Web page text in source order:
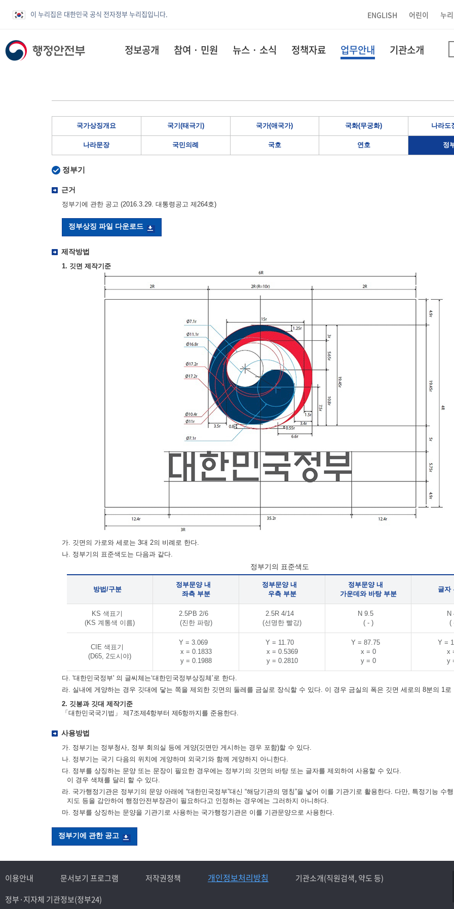
이 누리집은 대한민국 공식 전자정부 누리집입니다. ENGLISH 어린이 누
정보공개 참여 · 민원 뉴스 · 소식 정책자료 업무안내 기관소개
국가상징개요 국기(태극기) 국가(애국가) 국화(무궁화) 나라도
나라문장 국민의례 국호 연호 정
정부기
근거
정부기에 관한 공고 (2016.3.29. 대통령공고 제264호)
정부상징 파일 다운로드
제작방법
1. 깃면 제작기준
가. 깃면의 가로와 세로는 3대 2의 비례로 한다.
나. 정부기의 표준색도는 다음과 같다.
정부기의 표준색도
방법/구분
정부문양 내
좌측 부분
정부문양 내
우측 부분
정부문양 내
가운데와 바탕 부분
글자
KS 색표기
(KS 계통색 이름)
2.5PB 2/6
(진한 파랑)
2.5R 4/14
(선명한 빨강)
N 9.5
( - )
N
(
CIE 색표기
(D65, 2도시야)
Y = 3.069
x = 0.1833
y = 0.1988
Y = 11.70
x = 0.5369
y = 0.2810
Y = 87.75
x = 0
y = 0
Y =
x
y
다. '대한민국정부' 의 글씨체는‘대한민국정부상징체’로 한다.
라. 실내에 게양하는 경우 깃대에 닿는 쪽을 제외한 깃면의 둘레를 금실로 장식할 수 있다. 이 경우 금실의 폭은 깃면 세로의 8분의 1로
2. 깃봉과 깃대 제작기준
「대한민국국기법」 제7조제4항부터 제6항까지를 준용한다.
사용방법
가. 정부기는 정부청사, 정부 회의실 등에 게양(깃면만 게시하는 경우 포함)할 수 있다.
나. 정부기는 국기 다음의 위치에 게양하며 외국기와 함께 게양하지 아니한다.
다. 정부를 상징하는 문양 또는 문장이 필요한 경우에는 정부기의 깃면의 바탕 또는 글자를 제외하여 사용할 수 있다.
이 경우 색채를 달리 할 수 있다.
라. 국가행정기관은 정부기의 문양 아래에 “대한민국정부”대신 “해당기관의 명칭”을 넣어 이를 기관기로 활용한다. 다만, 특정기능 수
지도 등을 감안하여 행정안전부장관이 필요하다고 인정하는 경우에는 그러하지 아니하다.
마. 정부를 상징하는 문양을 기관기로 사용하는 국가행정기관은 이를 기관문양으로 사용한다.
정부기에 관한 공고
이용안내 문서보기 프로그램 저작권정책 개인정보처리방침
기관소개(직원검색, 약도 등)
정부·지자체 기관정보(정부24)